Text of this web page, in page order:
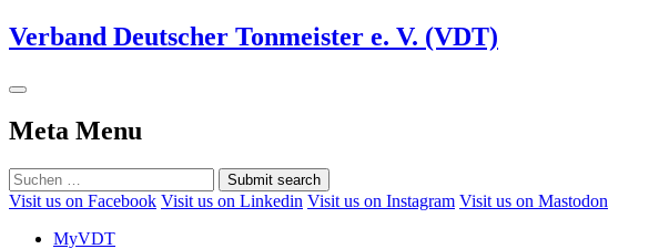
Verband Deutscher Tonmeister e. V. (VDT)
Meta Menu
Submit search
Visit us on Facebook Visit us on Linkedin Visit us on Instagram Visit us on Mastodon
MyVDT